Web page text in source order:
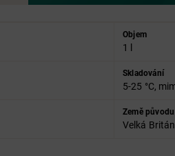
Objem
1 l
Skladování
5-25 °C,
Země původu
Velká